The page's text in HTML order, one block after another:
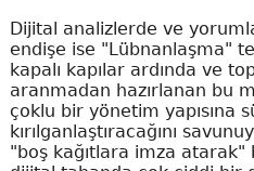
Dijital analizlerde ve
endişe ise "Lübnanlaşma"
kapalı kapılar ardında ve
aranmadan hazırlanan bu
çoklu bir yönetim yapısına
kırılganlaştıracağını
"boş kağıtlara imza